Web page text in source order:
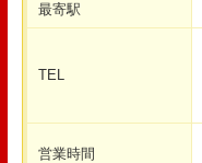
最寄駅
TEL
営業時間